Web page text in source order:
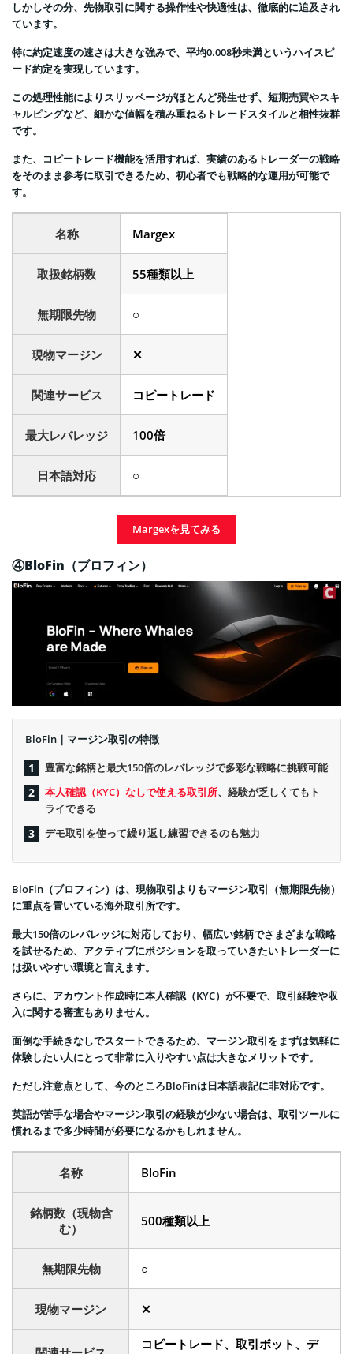
しかしその分、先物取引に関する操作性や快適性は、徹底的に追及され
ています。
特に約定速度の速さは大きな強みで、平均0.008秒未満というハイスピ
ード約定を実現しています。
この処理性能によりスリッページがほとんど発生せず、短期売買やスキ
ャルピングなど、細かな値幅を積み重ねるトレードスタイルと相性抜群
です。
また、コピートレード機能を活用すれば、実績のあるトレーダーの戦略
をそのまま参考に取引できるため、初心者でも戦略的な運用が可能で
す。
名称 Margex
取扱銘柄数 55種類以上
無期限先物 ○
現物マージン ✕
関連サービス コピートレード
最大レバレッジ 100倍
日本語対応 ○
Margexを見てみる
④BloFin（ブロフィン）
BloFin｜マージン取引の特徴
豊富な銘柄と最大150倍のレバレッジで多彩な戦略に挑戦可能
本人確認（KYC）なしで使える取引所、経験が乏しくてもト
ライできる
デモ取引を使って繰り返し練習できるのも魅力
BloFin（ブロフィン）は、現物取引よりもマージン取引（無期限先物）
に重点を置いている海外取引所です。
最大150倍のレバレッジに対応しており、幅広い銘柄でさまざまな戦略
を試せるため、アクティブにポジションを取っていきたいトレーダーに
は扱いやすい環境と言えます。
さらに、アカウント作成時に本人確認（KYC）が不要で、取引経験や収
入に関する審査もありません。
面倒な手続きなしでスタートできるため、マージン取引をまずは気軽に
体験したい人にとって非常に入りやすい点は大きなメリットです。
ただし注意点として、今のところBloFinは日本語表記に非対応です。
英語が苦手な場合やマージン取引の経験が少ない場合は、取引ツールに
慣れるまで多少時間が必要になるかもしれません。
名称 BloFin
銘柄数（現物含
む）
500種類以上
無期限先物 ○
現物マージン ✕
コピートレード、取引ボット、デ